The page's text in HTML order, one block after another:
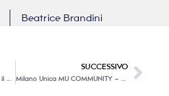
Beatrice Brandini
SUCCESSIVO